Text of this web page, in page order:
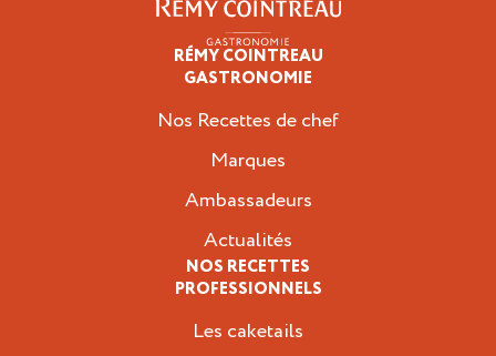
RÉMY COINTREAU
GASTRONOMIE
Nos Recettes de chef
Marques
Ambassadeurs
Actualités
NOS RECETTES
PROFESSIONNELS
Les caketails